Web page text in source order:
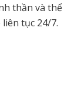
thần và thể
tục 24/7.